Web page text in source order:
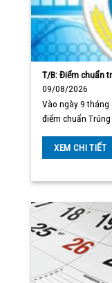
T/B: Điểm chuẩn
09/08/2026
Vào ngày 9 tháng
điểm chuẩn
XEM CHI TIẾT